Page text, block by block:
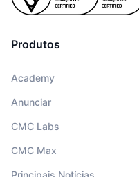
Produtos
Academy
Anunciar
CMC Labs
CMC Max